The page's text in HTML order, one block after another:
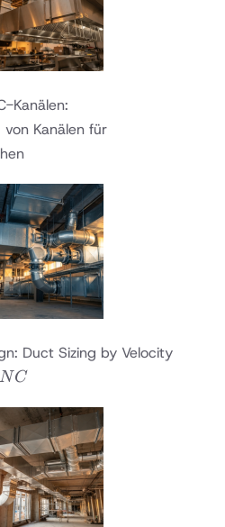
Kanälen:
von Kanälen für
Duct Sizing by Velocity
NC
NC